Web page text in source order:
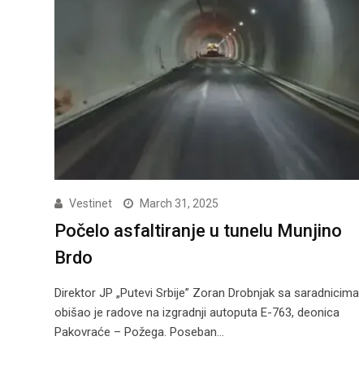
Vestinet March 31, 2025
Počelo asfaltiranje u tunelu Munjino
Brdo
Direktor JP „Putevi Srbije” Zoran Drobnjak sa saradnicima
obišao je radove na izgradnji autoputa E-763, deonica
Pakovraće – Požega. Poseban…